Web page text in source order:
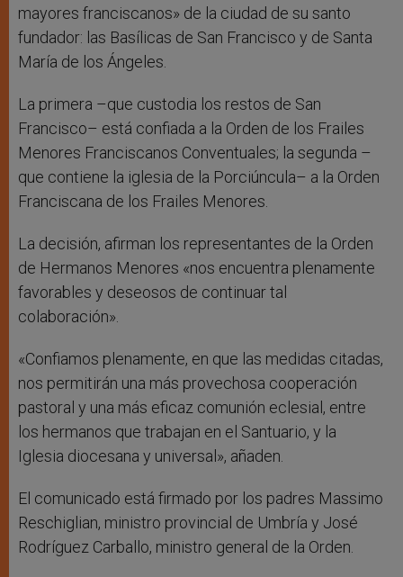
mayores franciscanos» de la ciudad de su santo
fundador: las Basílicas de San Francisco y de Santa
María de los Ángeles.
La primera –que custodia los restos de San
Francisco– está confiada a la Orden de los Frailes
Menores Franciscanos Conventuales; la segunda –
que contiene la iglesia de la Porciúncula– a la Orden
Franciscana de los Frailes Menores.
La decisión, afirman los representantes de la Orden
de Hermanos Menores «nos encuentra plenamente
favorables y deseosos de continuar tal
colaboración».
«Confiamos plenamente, en que las medidas citadas,
nos permitirán una más provechosa cooperación
pastoral y una más eficaz comunión eclesial, entre
los hermanos que trabajan en el Santuario, y la
Iglesia diocesana y universal», añaden.
El comunicado está firmado por los padres Massimo
Reschiglian, ministro provincial de Umbría y José
Rodríguez Carballo, ministro general de la Orden.